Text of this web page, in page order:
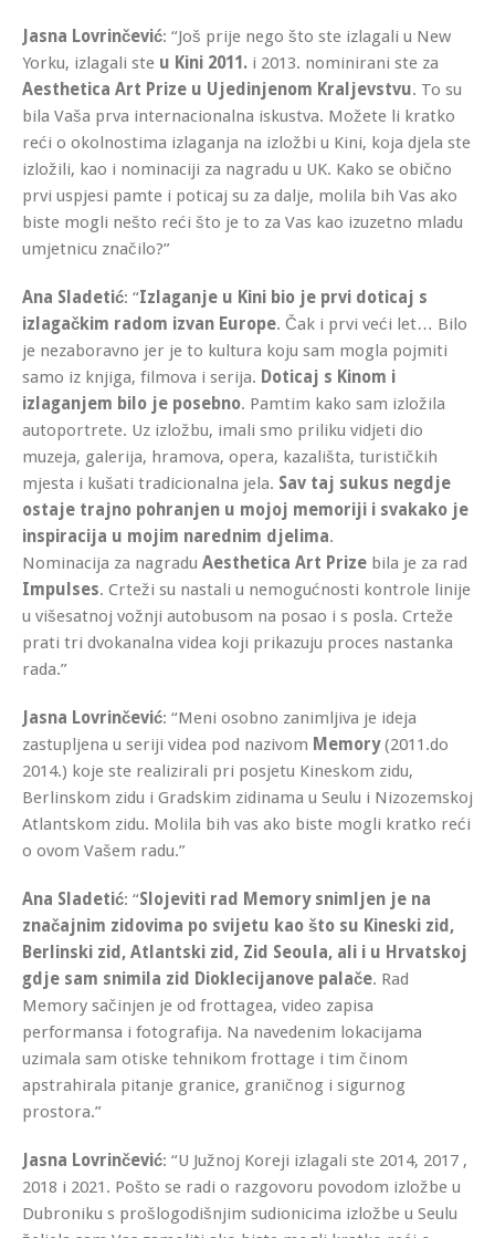
Jasna Lovrinčević: “Još prije nego što ste izlagali u New
Yorku, izlagali ste u Kini 2011. i 2013. nominirani ste za
Aesthetica Art Prize u Ujedinjenom Kraljevstvu. To su
bila Vaša prva internacionalna iskustva. Možete li kratko
reći o okolnostima izlaganja na izložbi u Kini, koja djela ste
izložili, kao i nominaciji za nagradu u UK. Kako se obično
prvi uspjesi pamte i poticaj su za dalje, molila bih Vas ako
biste mogli nešto reći što je to za Vas kao izuzetno mladu
umjetnicu značilo?”
Ana Sladetić: “Izlaganje u Kini bio je prvi doticaj s
izlagačkim radom izvan Europe. Čak i prvi veći let… Bilo
je nezaboravno jer je to kultura koju sam mogla pojmiti
samo iz knjiga, filmova i serija. Doticaj s Kinom i
izlaganjem bilo je posebno. Pamtim kako sam izložila
autoportrete. Uz izložbu, imali smo priliku vidjeti dio
muzeja, galerija, hramova, opera, kazališta, turističkih
mjesta i kušati tradicionalna jela. Sav taj sukus negdje
ostaje trajno pohranjen u mojoj memoriji i svakako je
inspiracija u mojim narednim djelima.
Nominacija za nagradu Aesthetica Art Prize bila je za rad
Impulses. Crteži su nastali u nemogućnosti kontrole linije
u višesatnoj vožnji autobusom na posao i s posla. Crteže
prati tri dvokanalna videa koji prikazuju proces nastanka
rada.”
Jasna Lovrinčević: “Meni osobno zanimljiva je ideja
zastupljena u seriji videa pod nazivom Memory(2011.do
2014.) koje ste realizirali pri posjetu Kineskom zidu,
Berlinskom zidu i Gradskim zidinama u Seulu i Nizozemskoj
Atlantskom zidu. Molila bih vas ako biste mogli kratko reći
o ovom Vašem radu.”
Ana Sladetić: “Slojeviti rad Memory snimljen je na
značajnim zidovima po svijetu kao što su Kineski zid,
Berlinski zid, Atlantski zid, Zid Seoula, ali i u Hrvatskoj
gdje sam snimila zid
Dioklecijanove palače. Rad
Memory sačinjen je od frottagea, video zapisa
performansa i fotografija. Na navedenim lokacijama
uzimala sam otiske tehnikom frottage i tim činom
apstrahirala pitanje granice, graničnog i sigurnog
prostora.”
Jasna Lovrinčević: “U Južnoj Koreji izlagali ste 2014, 2017 ,
2018 i 2021. Pošto se radi o razgovoru povodom izložbe u
Dubroniku s prošlogodišnjim sudionicima izložbe u Seulu